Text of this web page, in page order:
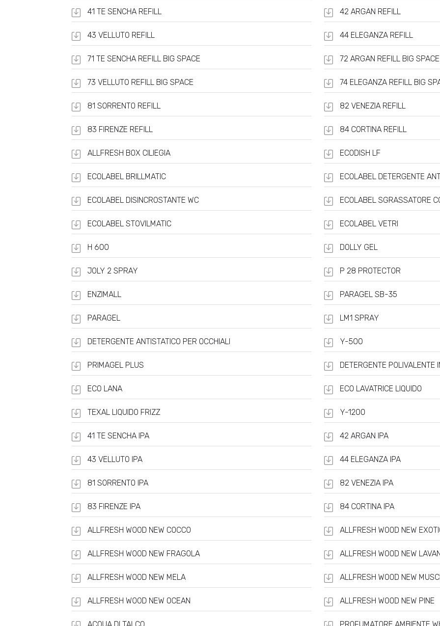
41 TE SENCHA REFILL 42 ARGAN REFILL
43 VELLUTO REFILL 44 ELEGANZA REFILL
71 TE SENCHA REFILL BIG SPACE 72 ARGAN REFILL BIG SPACE
73 VELLUTO REFILL BIG SPACE 74 ELEGANZA REFILL BIG
81 SORRENTO REFILL 82 VENEZIA REFILL
83 FIRENZE REFILL 84 CORTINA REFILL
ALLFRESH BOX CILIEGIA ECODISH LF
ECOLABEL BRILLMATIC ECOLABEL DETERGENTE
ECOLABEL DISINCROSTANTE WC ECOLABEL SGRASSATORE
ECOLABEL STOVILMATIC ECOLABEL VETRI
H 600 DOLLY GEL
JOLY 2 SPRAY P 28 PROTECTOR
ENZIMALL PARAGEL SB-35
PARAGEL LM1 SPRAY
DETERGENTE ANTISTATICO PER OCCHIALI Y-500
PRIMAGEL PLUS DETERGENTE POLIVALENTE
ECO LANA ECO LAVATRICE LIQUIDO
TEXAL LIQUIDO FRIZZ Y-1200
41 TE SENCHA IPA 42 ARGAN IPA
43 VELLUTO IPA 44 ELEGANZA IPA
81 SORRENTO IPA 82 VENEZIA IPA
83 FIRENZE IPA 84 CORTINA IPA
ALLFRESH WOOD NEW COCCO ALLFRESH WOOD NEW
ALLFRESH WOOD NEW FRAGOLA ALLFRESH WOOD NEW
ALLFRESH WOOD NEW MELA ALLFRESH WOOD NEW
ALLFRESH WOOD NEW OCEAN ALLFRESH WOOD NEW PINE